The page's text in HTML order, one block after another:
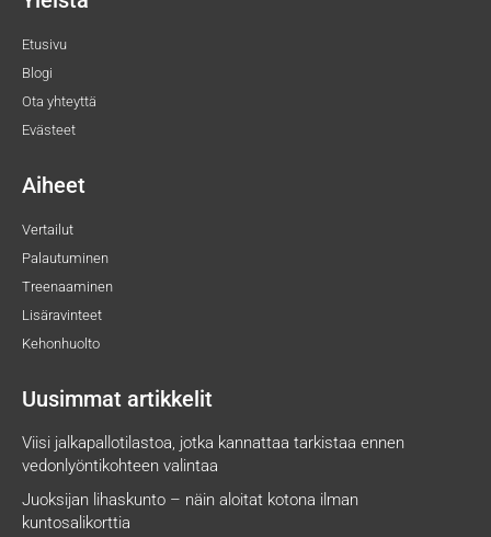
Etusivu
Blogi
Ota yhteyttä
Evästeet
Aiheet
Vertailut
Palautuminen
Treenaaminen
Lisäravinteet
Kehonhuolto
Uusimmat artikkelit
Viisi jalkapallotilastoa, jotka kannattaa tarkistaa ennen
vedonlyöntikohteen valintaa
Juoksijan lihaskunto – näin aloitat kotona ilman
kuntosalikorttia